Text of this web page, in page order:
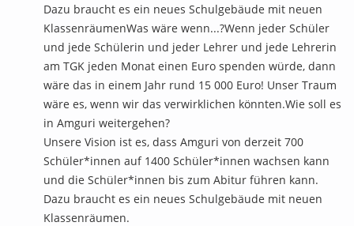
Dazu braucht es ein neues Schulgebäude mit neuen
KlassenräumenWas wäre wenn...?Wenn jeder Schüler
und jede Schülerin und jeder Lehrer und jede Lehrerin
am TGK jeden Monat einen Euro spenden würde, dann
wäre das in einem Jahr rund 15 000 Euro! Unser Traum
wäre es, wenn wir das verwirklichen könnten.Wie soll es
in Amguri weitergehen?
Unsere Vision ist es, dass Amguri von derzeit 700
Schüler*innen auf 1400 Schüler*innen wachsen kann
und die Schüler*innen bis zum Abitur führen kann.
Dazu braucht es ein neues Schulgebäude mit neuen
Klassenräumen.